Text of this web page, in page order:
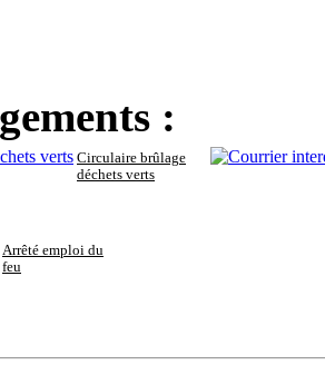
:
Circulaire brûlage
déchets verts
Arrêté emploi du
feu